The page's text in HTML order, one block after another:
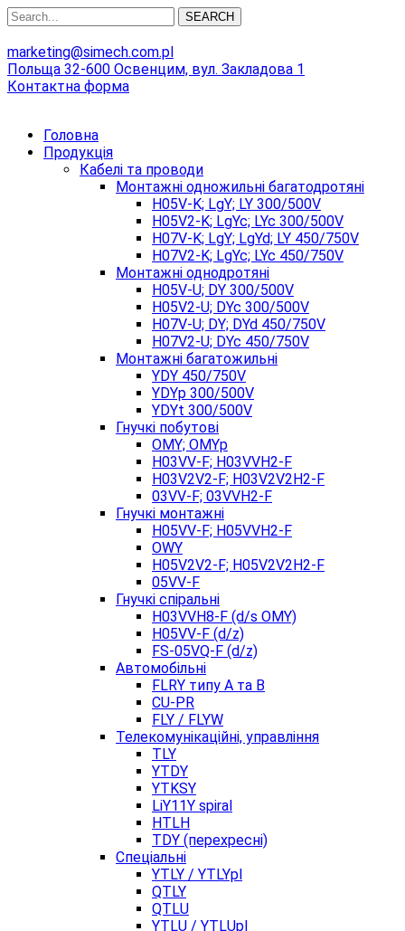
SEARCH
marketing@simech.com.pl
Польща 32-600 Освенцим, вул. Закладова 1
Контактна форма
Головна
Продукція
Кабелі та проводи
Монтажні одножильні багатодротяні
H05V-K; LgY; LY 300/500V
H05V2-K; LgYc; LYc 300/500V
H07V-K; LgY; LgYd; LY 450/750V
H07V2-K; LgYc; LYc 450/750V
Монтажні однодротяні
H05V-U; DY 300/500V
H05V2-U; DYc 300/500V
H07V-U; DY; DYd 450/750V
H07V2-U; DYc 450/750V
Монтажні багатожильні
YDY 450/750V
YDYp 300/500V
YDYt 300/500V
Гнучкі побутові
OMY; OMYp
H03VV-F; H03VVH2-F
H03V2V2-F; H03V2V2H2-F
03VV-F; 03VVH2-F
Гнучкі монтажні
H05VV-F; H05VVH2-F
OWY
H05V2V2-F; H05V2V2H2-F
05VV-F
Гнучкі спіральні
H03VVH8-F (d/s OMY)
H05VV-F (d/z)
FS-05VQ-F (d/z)
Автомобільні
FLRY типу A та B
CU-PR
FLY / FLYW
Телекомунікаційні, управління
TLY
YTDY
YTKSY
LiY11Y spiral
HTLH
TDY (перехресні)
Спеціальні
YTLY / YTLYpl
QTLY
QTLU
YTLU / YTLUpl